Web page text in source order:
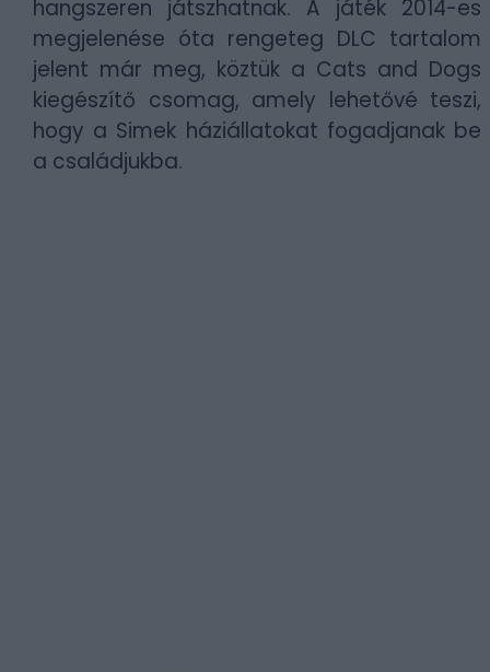
hangszeren játszhatnak. A játék 2014-es
megjelenése óta rengeteg DLC tartalom
jelent már meg, köztük a Cats and Dogs
kiegészítő csomag, amely lehetővé teszi,
hogy a Simek háziállatokat fogadjanak be
a családjukba.